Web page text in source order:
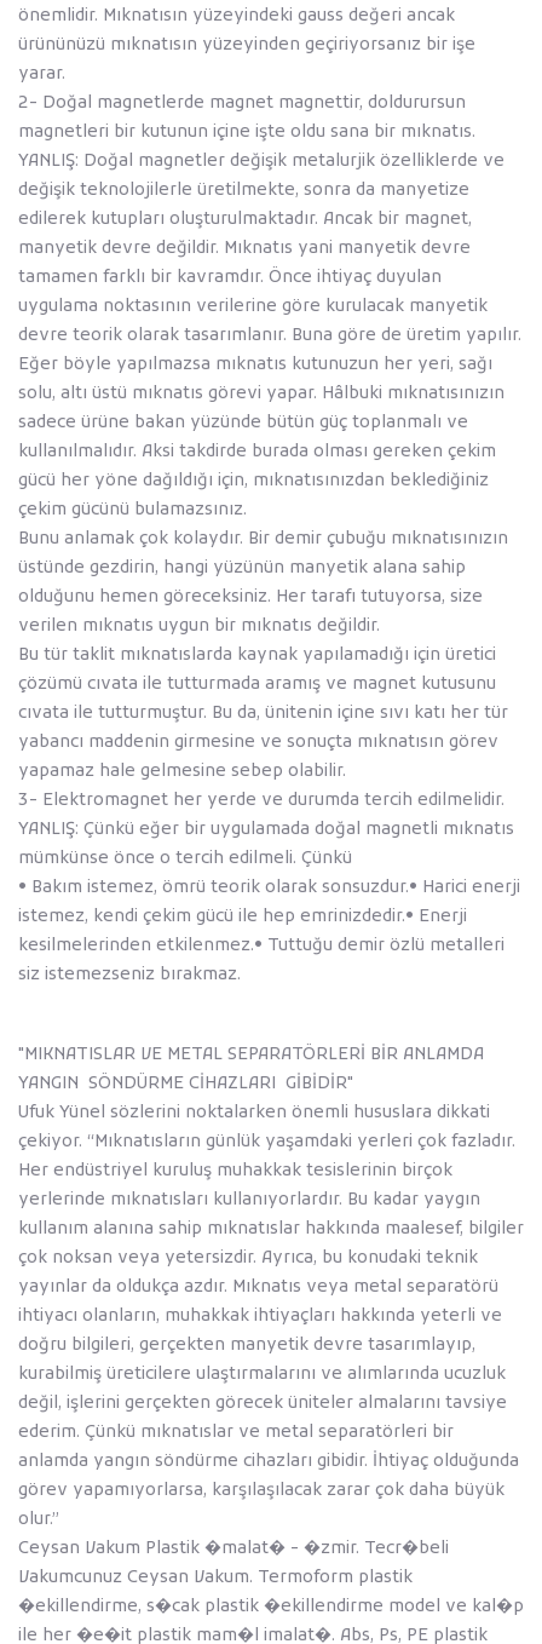
önemlidir. Mıknatısın yüzeyindeki gauss değeri ancak
ürününüzü mıknatısın yüzeyinden geçiriyorsanız bir işe
yarar.
2- Doğal magnetlerde magnet magnettir, doldurursun
magnetleri bir kutunun içine işte oldu sana bir mıknatıs.
YANLIŞ: Doğal magnetler değişik metalurjik özelliklerde ve
değişik teknolojilerle üretilmekte, sonra da manyetize
edilerek kutupları oluşturulmaktadır. Ancak bir magnet,
manyetik devre değildir. Mıknatıs yani manyetik devre
tamamen farklı bir kavramdır. Önce ihtiyaç duyulan
uygulama noktasının verilerine göre kurulacak manyetik
devre teorik olarak tasarımlanır. Buna göre de üretim yapılır.
Eğer böyle yapılmazsa mıknatıs kutunuzun her yeri, sağı
solu, altı üstü mıknatıs görevi yapar. Hâlbuki mıknatısınızın
sadece ürüne bakan yüzünde bütün güç toplanmalı ve
kullanılmalıdır. Aksi takdirde burada olması gereken çekim
gücü her yöne dağıldığı için, mıknatısınızdan beklediğiniz
çekim gücünü bulamazsınız.
Bunu anlamak çok kolaydır. Bir demir çubuğu mıknatısınızın
üstünde gezdirin, hangi yüzünün manyetik alana sahip
olduğunu hemen göreceksiniz. Her tarafı tutuyorsa, size
verilen mıknatıs uygun bir mıknatıs değildir.
Bu tür taklit mıknatıslarda kaynak yapılamadığı için üretici
çözümü cıvata ile tutturmada aramış ve magnet kutusunu
cıvata ile tutturmuştur. Bu da, ünitenin içine sıvı katı her tür
yabancı maddenin girmesine ve sonuçta mıknatısın görev
yapamaz hale gelmesine sebep olabilir.
3- Elektromagnet her yerde ve durumda tercih edilmelidir.
YANLIŞ: Çünkü eğer bir uygulamada doğal magnetli mıknatıs
mümkünse önce o tercih edilmeli. Çünkü
• Bakım istemez, ömrü teorik olarak sonsuzdur.• Harici enerji
istemez, kendi çekim gücü ile hep emrinizdedir.• Enerji
kesilmelerinden etkilenmez.• Tuttuğu demir özlü metalleri
siz istemezseniz bırakmaz.
"MIKNATISLAR VE METAL SEPARATÖRLERİ BİR ANLAMDA
YANGIN SÖNDÜRME CİHAZLARI GİBİDİR"
Ufuk Yünel sözlerini noktalarken önemli hususlara dikkati
çekiyor. ‘‘Mıknatısların günlük yaşamdaki yerleri çok fazladır.
Her endüstriyel kuruluş muhakkak tesislerinin birçok
yerlerinde mıknatısları kullanıyorlardır. Bu kadar yaygın
kullanım alanına sahip mıknatıslar hakkında maalesef, bilgiler
çok noksan veya yetersizdir. Ayrıca, bu konudaki teknik
yayınlar da oldukça azdır. Mıknatıs veya metal separatörü
ihtiyacı olanların, muhakkak ihtiyaçları hakkında yeterli ve
doğru bilgileri, gerçekten manyetik devre tasarımlayıp,
kurabilmiş üreticilere ulaştırmalarını ve alımlarında ucuzluk
değil, işlerini gerçekten görecek üniteler almalarını tavsiye
ederim. Çünkü mıknatıslar ve metal separatörleri bir
anlamda yangın söndürme cihazları gibidir. İhtiyaç olduğunda
görev yapamıyorlarsa, karşılaşılacak zarar çok daha büyük
olur.’’
Ceysan Vakum Plastik �malat� - �zmir. Tecr�beli
Vakumcunuz Ceysan Vakum. Termoform plastik
�ekillendirme, s�cak plastik �ekillendirme model ve kal�p
ile her �e�it plastik mam�l imalat�. Abs, Ps, PE plastik